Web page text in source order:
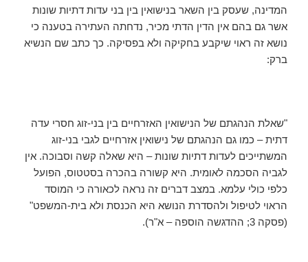
המדינה, שעסק בין השאר בנישואין בין בני עדות דתיות שונות
אשר גם בהם אין הדין הדתי מכיר, נדחתה העתירה בטענה כי
נושא זה ראוי שיקבע בחקיקה ולא בפסיקה. כך כתב שם הנשיא
ברק:
"שאלת הנהגתם של הנישואין האזרחיים בין בני-זוג חסרי עדה
דתית – כמו גם הנהגתם של נישואין אזרחיים לגבי בני-זוג
המשתייכים לעדות דתיות שונות – היא שאלה קשה וסבוכה. אין
לגביה הסכמה לאומית. היא קשורה בהכרה בסטטוס, הפועל
כלפי כולי עלמא. במצב דברים זה נראה לכאורה כי המוסד
הראוי לטיפול ולהסדרת הנושא היא הכנסת ולא בית-המשפט"
(פסקה 3; ההדגשה הוספה – א"ר).